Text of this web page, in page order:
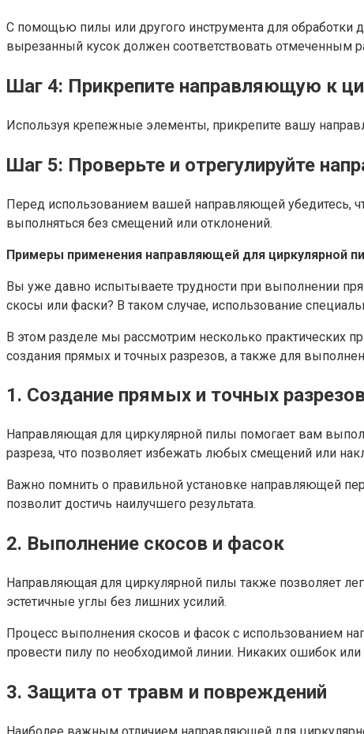
С помощью пилы или другого инструмента для обработки
вырезанный кусок должен соответствовать отмеченным
Шаг 4: Прикрепите направляющую к
Используя крепежные элементы, прикрепите вашу
Шаг 5: Проверьте и отрегулируйте
Перед использованием вашей направляющей убедитесь,
выполняться без смещений или отклонений.
Примеры применения направляющей для циркулярной
Вы уже давно испытываете трудности при выполнении
скосы или фаски? В таком случае, использование
В этом разделе мы рассмотрим несколько
создания прямых и точных разрезов, а также для
1. Создание прямых и точных
Направляющая для циркулярной пилы помогает вам
разреза, что позволяет избежать любых смещений или
Важно помнить о правильной установке направляющей
позволит достичь наилучшего результата.
2. Выполнение скосов и фасок
Направляющая для циркулярной пилы также позволяет
эстетичные углы без лишних усилий.
Процесс выполнения скосов и фасок с использованием
провести пилу по необходимой линии. Никаких ошибок
3. Защита от травм и повреждений